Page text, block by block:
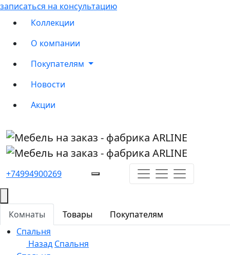
записаться на консультацию
Коллекции
О компании
Покупателям
Новости
Акции
+74994900269